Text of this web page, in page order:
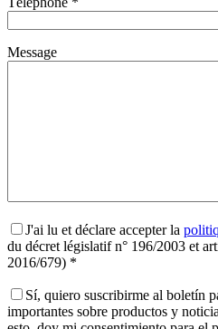
Message
J'ai lu et déclare accepter la
du décret législatif n° 196/2003 et
2016/679) *
Sí, quiero suscribirme al boletín
importantes sobre productos y